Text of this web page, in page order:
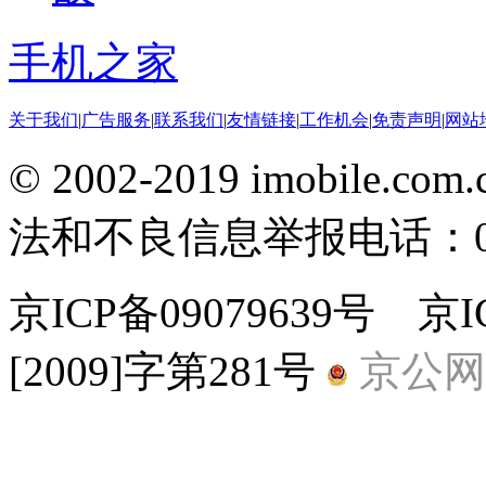
手机之家
关于我们|广告服务|联系我们|友情链接|工作机会|免责声明|网站
© 2002-2019
法和不良信息举报电话：
京ICP备09079639号 京
[2009]字第281号
京公